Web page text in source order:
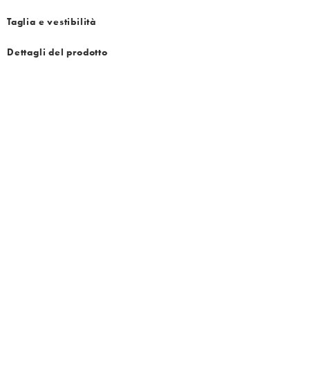
Taglia e vestibilità
Dettagli del prodotto